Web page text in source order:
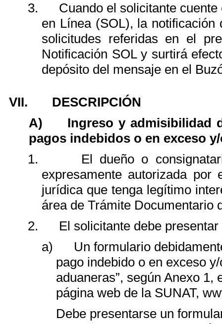
3.
Cuando el solicitante
en Línea (SOL), la
solicitudes referidas en el
Notificación SOL y surtirá
depósito del mensaje en el
VII.
DESCRIPCIÓN
A)
Ingreso y admisibilidad
pagos indebidos o en exceso
1.
El dueño o
expresamente autorizada
jurídica que tenga legítimo
área de Trámite Documentario
2.
El solicitante debe
a)
Un formulario
pago indebido o en exceso
aduaneras”, según Anexo
página web de la SUNAT,
Debe presentarse un